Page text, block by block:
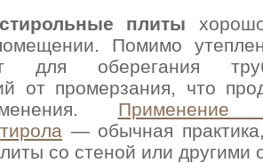
плиты
Помимо
для оберегания
от промерзания, что
— обычная
со стеной или другими